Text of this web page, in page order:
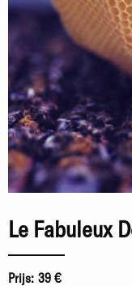
Le Fabuleux
Prijs: 39 €